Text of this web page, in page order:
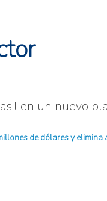
en un nuevo
de dólares y